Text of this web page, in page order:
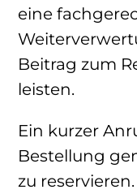
eine
Beitrag zum
leisten.
Ein kurzer
Bestellung
zu